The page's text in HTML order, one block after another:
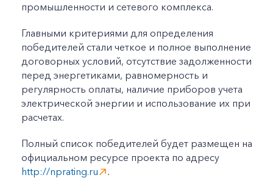
промышленности и сетевого комплекса.
Главными критериями для определения
победителей стали четкое и полное выполнение
договорных условий, отсутствие задолженности
перед энергетиками, равномерность и
регулярность оплаты, наличие приборов учета
электрической энергии и использование их при
расчетах.
Полный список победителей будет размещен на
официальном ресурсе проекта по адресу
http://nprating.ru
.